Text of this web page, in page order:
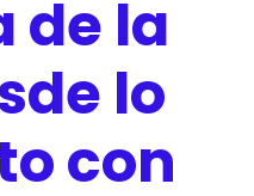
de la
lo
con